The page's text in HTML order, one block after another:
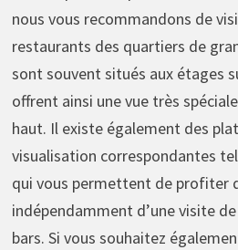
nous vous recommandons de
restaurants des quartiers de
sont souvent situés aux étages
offrent ainsi une vue très
haut. Il existe également des
visualisation correspondantes
qui vous permettent de profiter
indépendamment d’une visite
bars. Si vous souhaitez